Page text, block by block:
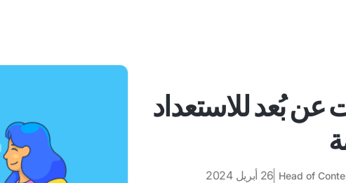
عن بُعد للاستعداد
Head of 26 أبريل 2024